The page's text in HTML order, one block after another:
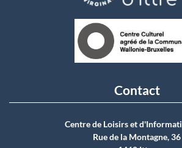
Contact
Centre de Loisirs et
Rue de la Montagne, 36